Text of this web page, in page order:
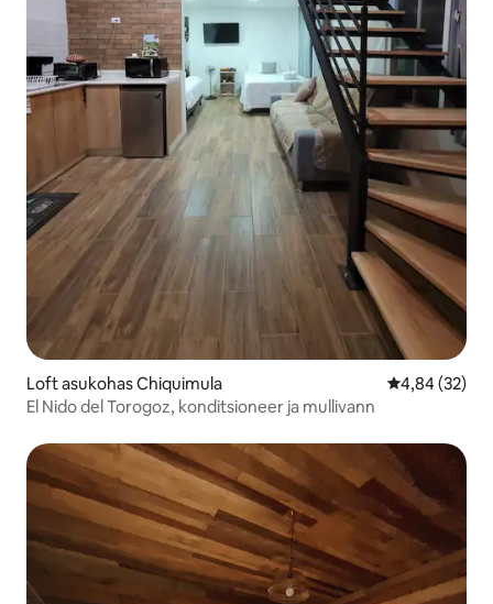
Loft asukohas Chiquimula Keskmine
4,84 (32)
El Nido del Torogoz, konditsioneer ja mullivann